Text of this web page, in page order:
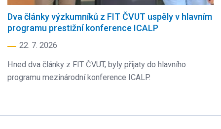
Dva články výzkumníků z FIT ČVUT uspěly v hlavním
programu prestižní konference ICALP
22. 7. 2026
Hned dva články z FIT ČVUT, byly přijaty do hlavního
programu mezinárodní konference ICALP.